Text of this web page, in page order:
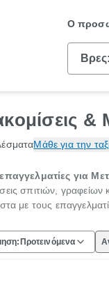
Ο
Βρες:
Μάθε για την
για
σπιτιών,
με τους
Προτεινόμενα